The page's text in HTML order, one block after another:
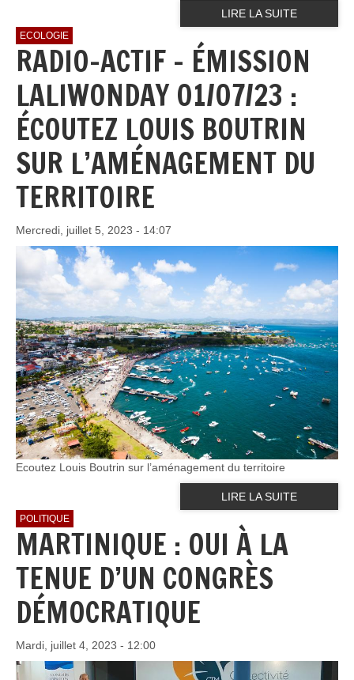
LIRE LA SUITE
ECOLOGIE
RADIO-ACTIF - ÉMISSION
LALIWONDAY 01/07/23 :
ÉCOUTEZ LOUIS BOUTRIN
SUR L’AMÉNAGEMENT DU
TERRITOIRE
Mercredi, juillet 5, 2023 - 14:07
Ecoutez Louis Boutrin sur l’aménagement du territoire
LIRE LA SUITE
POLITIQUE
MARTINIQUE : OUI À LA
TENUE D’UN CONGRÈS
DÉMOCRATIQUE
Mardi, juillet 4, 2023 - 12:00